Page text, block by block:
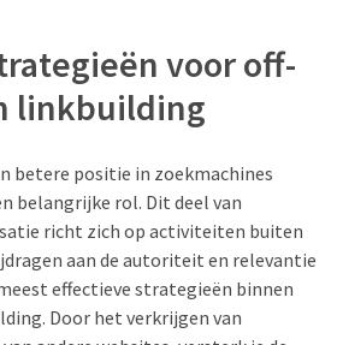
voor off-
linkbuilding
betere positie in zoekmachines
belangrijke rol. Dit deel van
richt zich op activiteiten buiten
aan de autoriteit en relevantie
effectieve strategieën binnen
Door het verkrijgen van